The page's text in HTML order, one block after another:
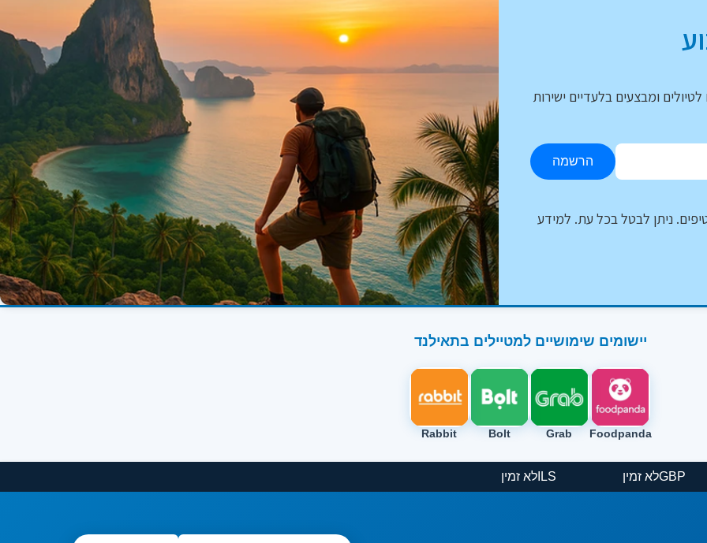
ומבצעים בלעדיים ישירות
הרשמה
ניתן לבטל בכל עת. למידע
יישומים שימושיים למטיילים בתאילנד
Foodpanda
Grab
Bolt
Rabbit
GBP
ILS